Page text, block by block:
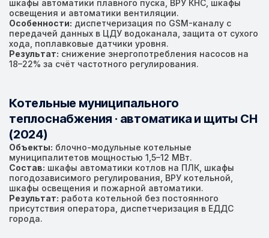
шкафы автоматики плавного пуска, ВРУ КНС, шкафы
освещения и автоматики вентиляции.
Особенности: диспетчеризация по GSM-каналу с
передачей данных в ЦДУ водоканала, защита от сухого
хода, поплавковые датчики уровня.
Результат: снижение энергопотребления насосов на
18–22% за счёт частотного регулирования.
Котельные муниципального
теплоснабжения · автоматика и щиты СН
(2024)
Объекты: блочно-модульные котельные
муниципалитетов мощностью 1,5–12 МВт.
Состав: шкафы автоматики котлов на ПЛК, шкафы
погодозависимого регулирования, ВРУ котельной,
шкафы освещения и пожарной автоматики.
Результат: работа котельной без постоянного
присутствия оператора, диспетчеризация в ЕДДС
города.